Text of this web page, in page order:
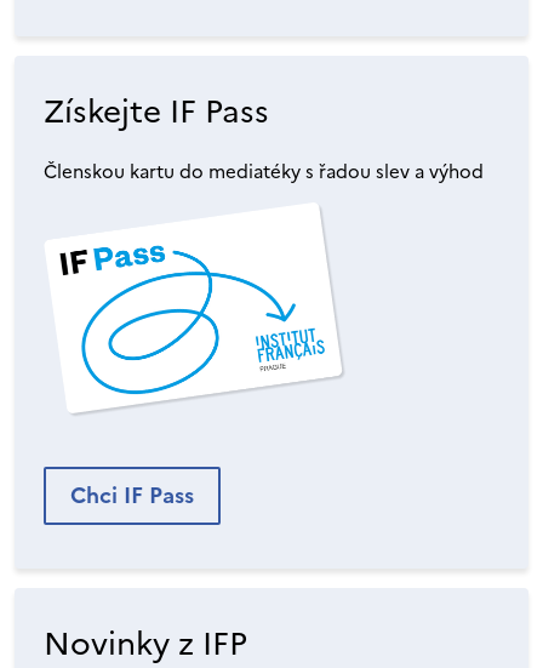
Získejte IF Pass
Členskou kartu do mediatéky s řadou slev a výhod
Chci IF Pass
Novinky z IFP